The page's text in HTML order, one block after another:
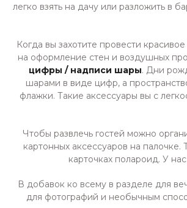
легко взять на дачу или разложить в
Когда вы захотите провести
на оформление стен и воздушных
цифры / надписи шары. Дни
шарами в виде цифр, а
флажки. Такие аксессуары вы с
Чтобы развлечь гостей можно
картонных аксессуаров на
карточках полароид. У
В добавок ко всему в разделе для
для фотографий и необычным